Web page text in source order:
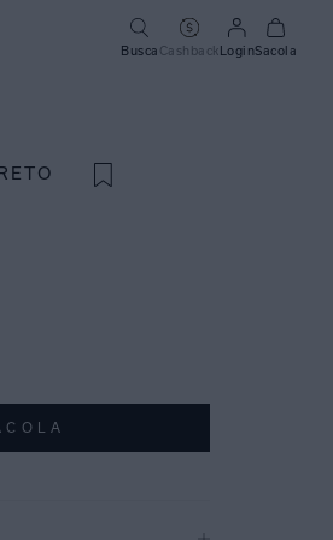
Busca CashbackLoginSacola